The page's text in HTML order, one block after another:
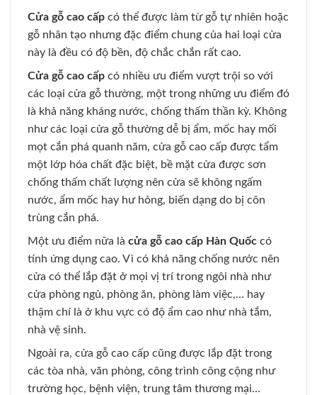
Cửa gỗ cao cấp có thể được làm từ gỗ tự nhiên hoặc
gỗ nhân tạo nhưng đặc điểm chung của hai loại cửa
này là đều có độ bền, độ chắc chắn rất cao.
Cửa gỗ cao cấp có nhiều ưu điểm vượt trội so với
các loại cửa gỗ thường, một trong những ưu điểm đó
là khả năng kháng nước, chống thấm thần kỳ. Không
như các loại cửa gỗ thường dễ bị ẩm, mốc hay mối
mọt cắn phá quanh năm, cửa gỗ cao cấp được tẩm
một lớp hóa chất đặc biệt, bề mặt cửa được sơn
chống thấm chất lượng nên cửa sẽ không ngấm
nước, ẩm mốc hay hư hỏng, biến dạng do bị côn
trùng cắn phá.
Một ưu điểm nữa là cửa gỗ cao cấp Hàn Quốc có
tính ứng dụng cao. Vì có khả năng chống nước nên
cửa có thể lắp đặt ở mọi vị trí trong ngôi nhà như
cửa phòng ngủ, phòng ăn, phòng làm việc,… hay
thậm chí là ở khu vực có độ ẩm cao như nhà tắm,
nhà vệ sinh.
Ngoài ra, cửa gỗ cao cấp cũng được lắp đặt trong
các tòa nhà, văn phòng, công trình công cộng như
trường học, bệnh viện, trung tâm thương mại…